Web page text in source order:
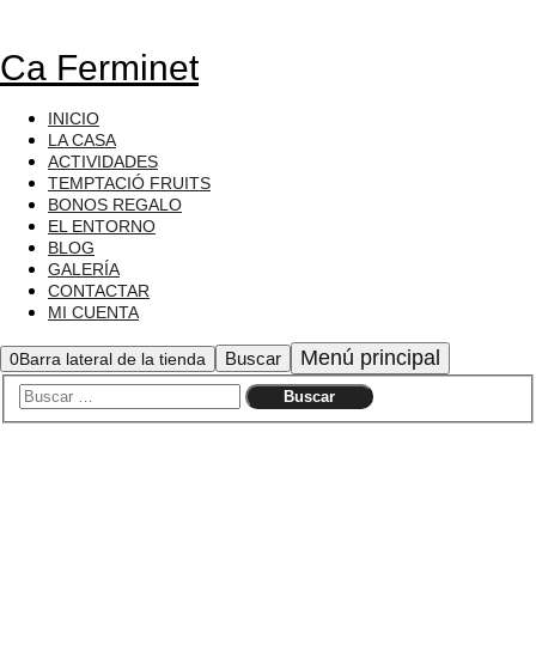
Ca Ferminet
INICIO
LA CASA
ACTIVIDADES
TEMPTACIÓ FRUITS
BONOS REGALO
EL ENTORNO
BLOG
GALERÍA
CONTACTAR
MI CUENTA
0Barra lateral de la tienda Buscar Menú principal